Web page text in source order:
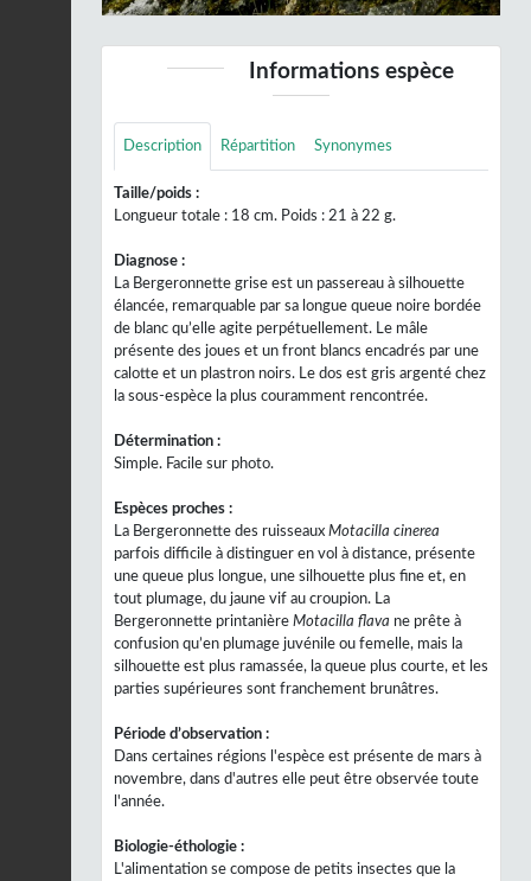
Informations espèce
Description Répartition Synonymes
Taille/poids :
Longueur totale : 18 cm. Poids : 21 à 22 g.
Diagnose :
La Bergeronnette grise est un passereau à silhouette
élancée, remarquable par sa longue queue noire bordée
de blanc qu’elle agite perpétuellement. Le mâle
présente des joues et un front blancs encadrés par une
calotte et un plastron noirs. Le dos est gris argenté chez
la sous-espèce la plus couramment rencontrée.
Détermination :
Simple. Facile sur photo.
Espèces proches :
La Bergeronnette des ruisseaux Motacilla cinerea
parfois difficile à distinguer en vol à distance, présente
une queue plus longue, une silhouette plus fine et, en
tout plumage, du jaune vif au croupion. La
Bergeronnette printanière Motacilla flava ne prête à
confusion qu’en plumage juvénile ou femelle, mais la
silhouette est plus ramassée, la queue plus courte, et les
parties supérieures sont franchement brunâtres.
Période d’observation :
Dans certaines régions l'espèce est présente de mars à
novembre, dans d'autres elle peut être observée toute
l'année.
Biologie-éthologie :
L'alimentation se compose de petits insectes que la